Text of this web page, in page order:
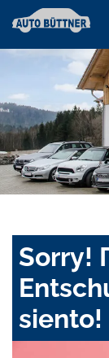
Sorry!
siento!